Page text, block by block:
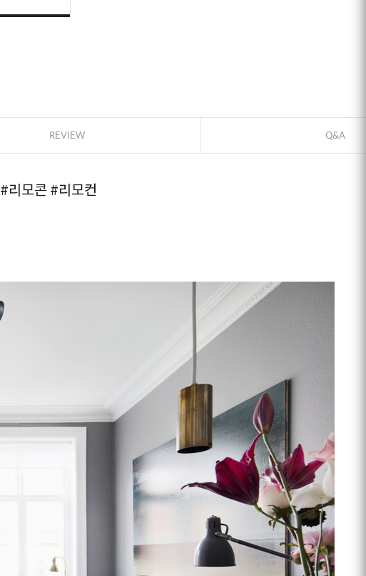
페이코 ID로 페이
PAYCO 바로
REVIEW Q&A
#리모콘 #리모컨